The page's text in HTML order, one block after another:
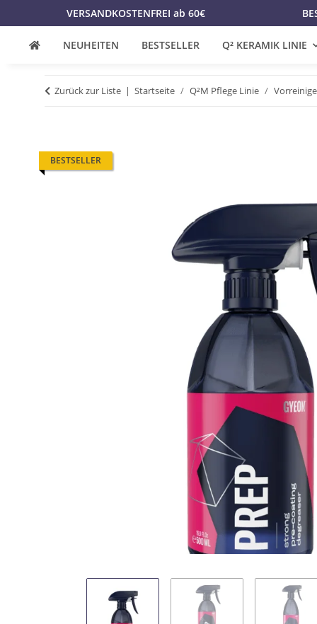
VERSANDKOSTENFREI ab 60€
NEUHEITEN BESTSELLER Q² KERAMIK LINIE
Zurück zur Liste Startseite Q²M Pflege Linie
BESTSELLER